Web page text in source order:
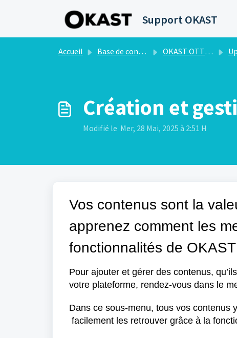
Support OKAST
Accueil Base de connaissances OKAST OTT - LIVE - VAD
Création et
Modifié le Mer, 28 Mai, 2025 à 2:51 H
Vos contenus sont la
apprenez comment les
fonctionnalités de
Pour ajouter et gérer des contenus,
votre plateforme, rendez-vous dans le
Dans ce sous-menu, tous vos contenus
facilement les retrouver grâce à la